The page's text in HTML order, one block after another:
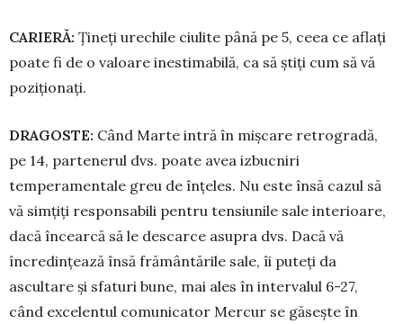
CARIERĂ: Țineți urechile ciulite până pe 5, ceea ce aflați
poate fi de o valoare inestimabilă, ca să știți cum să vă
poziționați.
DRAGOSTE: Când Marte intră în mișcare re­trogradă,
pe 14, partenerul dvs. poa­­te avea izbucniri
temperamentale greu de înțe­les. Nu este însă cazul să
vă simțiți responsabili pen­tru tensiunile sale interioare,
dacă încearcă să le descarce asupra dvs. Dacă vă
încredințează însă frământările sale, îi puteți da
ascultare şi sfaturi bune, mai ales în intervalul 6-27,
când excelentul comunicator Mercur se găsește în